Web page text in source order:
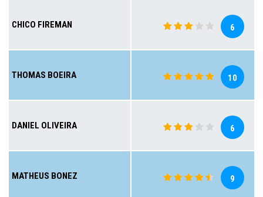
CHICO FIREMAN 6
THOMAS BOEIRA 10
DANIEL OLIVEIRA 6
MATHEUS BONEZ 9